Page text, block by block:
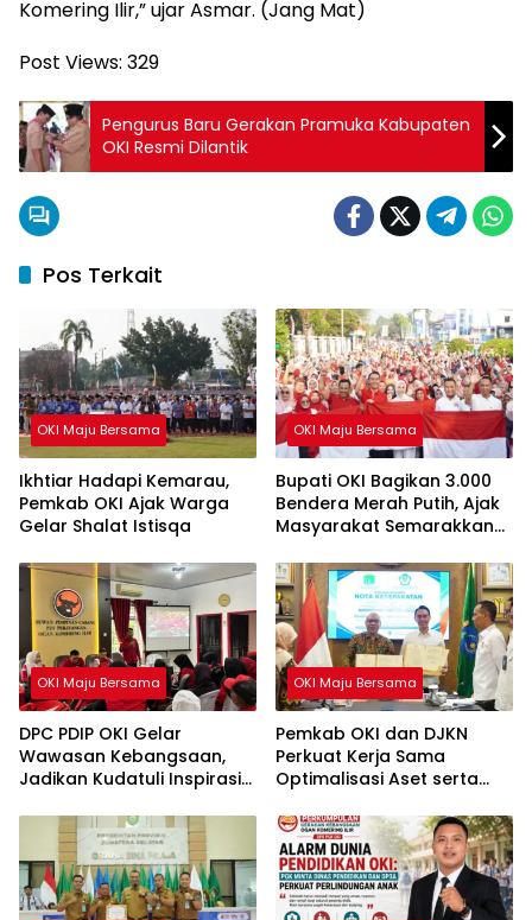
Komering Ilir,” ujar Asmar. (Jang Mat)
Post Views: 329
Pengurus Baru Gerakan Pramuka Kabupaten
OKI Resmi Dilantik
Pos Terkait
OKI Maju Bersama
Ikhtiar Hadapi Kemarau,
Pemkab OKI Ajak Warga
Gelar Shalat Istisqa
OKI Maju Bersama
Bupati OKI Bagikan 3.000
Bendera Merah Putih, Ajak
Masyarakat Semarakkan
OKI Maju Bersama
DPC PDIP OKI Gelar
Wawasan Kebangsaan,
Jadikan Kudatuli Inspirasi
OKI Maju Bersama
Pemkab OKI dan DJKN
Perkuat Kerja Sama
Optimalisasi Aset serta